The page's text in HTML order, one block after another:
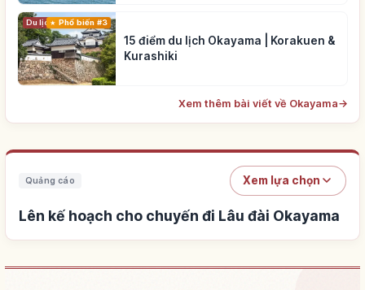
Du lịch Phổ biến #3
15 điểm du lịch Okayama | Korakuen &
Kurashiki
Xem thêm bài viết về Okayama→
Quảng cáo Xem lựa chọn
Lên kế hoạch cho chuyến đi Lâu đài Okayama